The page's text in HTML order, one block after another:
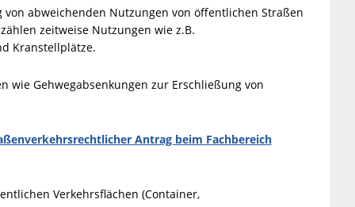
abweichenden Nutzungen von öffentlichen Straßen
zeitweise Nutzungen wie z.B.
Kranstellplätze.
Gehwegabsenkungen zur Erschließung von
Antrag beim Fachbereich
Verkehrsflächen (Container,